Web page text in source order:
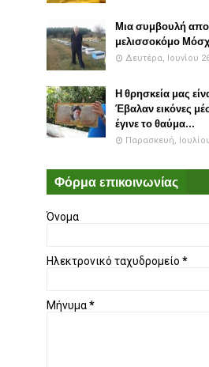
Μια συμβουλή απο
μελισσοκόμο
Δευτέρα, Ιουνίου
Η θρησκεία μας
Έβαλαν εικόνες
έγινε το θαύμα...
Παρασκευή,
Φόρμα επικοινωνίας
Όνομα
Ηλεκτρονικό ταχυδρομείο *
Μήνυμα*